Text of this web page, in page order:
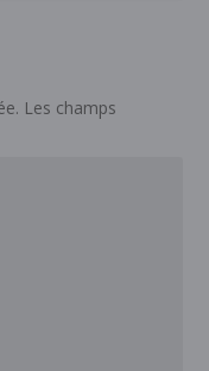
Les champs